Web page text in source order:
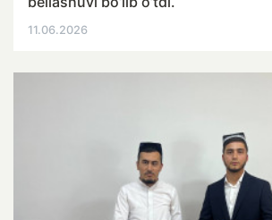
11.06.2026